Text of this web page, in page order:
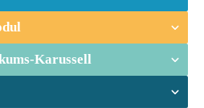
Karussell